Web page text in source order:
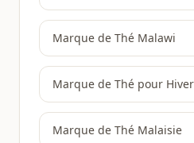
Marque de Thé Malawi
Marque de Thé pour Hiver
Marque de Thé Malaisie